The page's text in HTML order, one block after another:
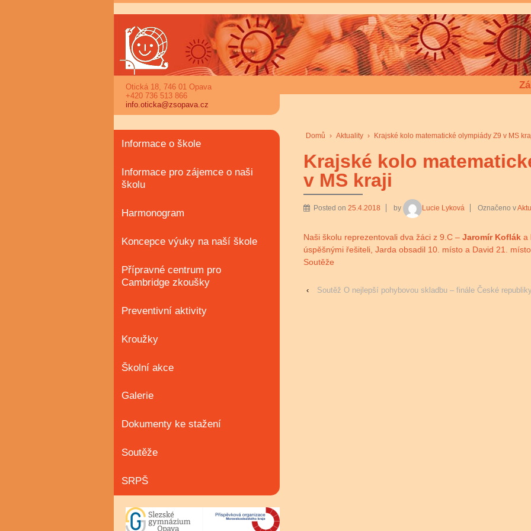
Domů › Aktuality › Krajské kolo matematické olympiády Z9 v MS
Krajské kolo
v MS kraji
Posted on25.4.2018 by Lucie Lyková Označeno v
Naši školu reprezentovali dva žáci z 9.C –Jaromír Koflák a
úspěšnými řešiteli, Jarda obsadil 10. místo a David 21.
Soutěže
‹ Soutěž O nejlepší pohybovou skladbu – finále České
Otická 18, 746 01 Opava
+420 736 513 866
info.oticka@zsopava.cz
Informace o škole
Informace pro zájemce o naši
školu
Harmonogram
Koncepce výuky na naší škole
Přípravné centrum pro
Cambridge zkoušky
Preventivní aktivity
Kroužky
Školní akce
Galerie
Dokumenty ke stažení
Soutěže
SRPŠ